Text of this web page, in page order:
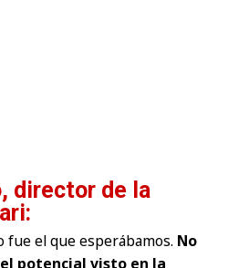
director de la
fue el que esperábamos. No
potencial visto en la